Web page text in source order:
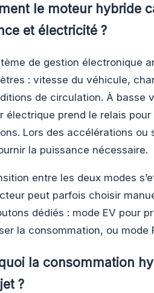
le moteur hybride
et électricité ?
de gestion électronique
: vitesse du véhicule,
de circulation. À basse
électrique prend le relais
Lors des accélérations
la puissance nécessaire.
entre les deux modes
peut parfois choisir
dédiés : mode EV pour
la consommation, ou mode
la consommation
?